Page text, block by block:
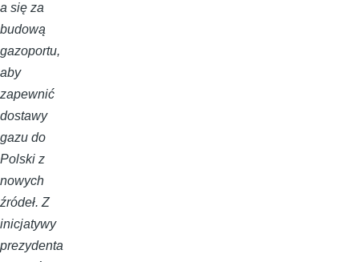
a się za
budową
gazoportu,
aby
zapewnić
dostawy
gazu do
Polski z
nowych
źródeł. Z
inicjatywy
prezydenta